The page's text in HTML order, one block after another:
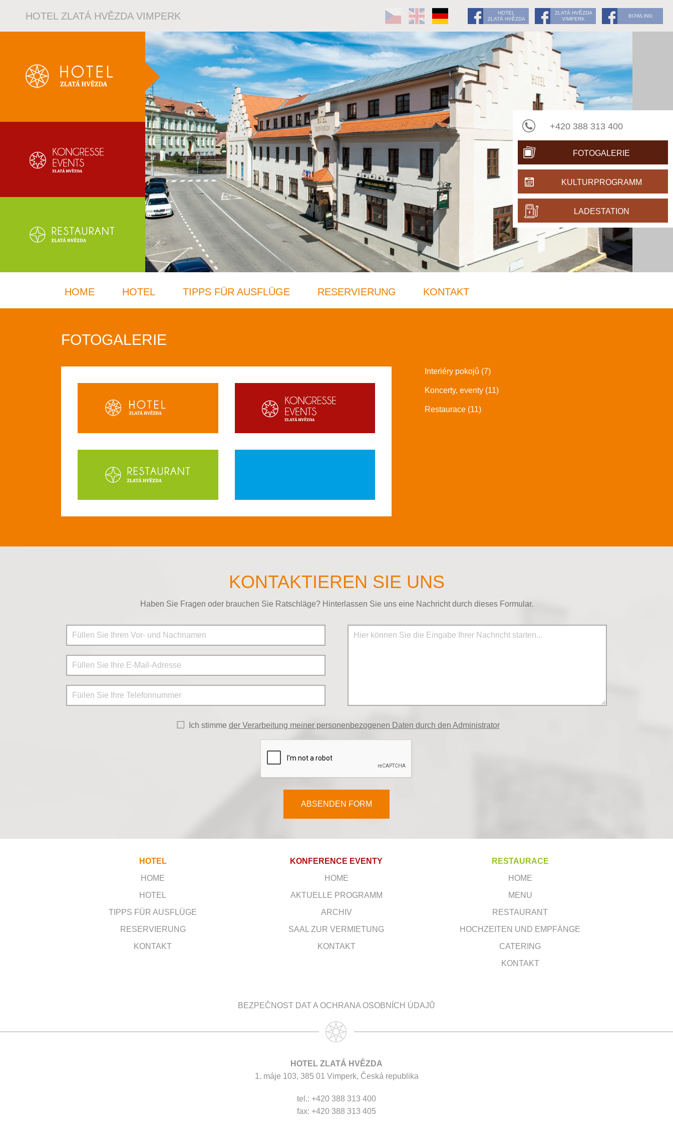
HOTEL ZLATÁ HVĚZDA VIMPERK
HOTEL
ZLATÁ HVĚZDA
ZLATÁ HVĚZDA
VIMPERK
BOWLING
+420 388 313 400
FOTOGALERIE
KULTURPROGRAMM
LADESTATION
HOME HOTEL TIPPS FÜR AUSFLÜGE RESERVIERUNG KONTAKT
FOTOGALERIE
Interiéry pokojů (7)
Koncerty, eventy (11)
Restaurace (11)
KONTAKTIEREN SIE UNS
Haben Sie Fragen oder brauchen Sie Ratschläge? Hinterlassen Sie uns eine Nachricht durch dieses Formular.
Ich stimme der Verarbeitung meiner personenbezogenen Daten durch den Administrator
ABSENDEN FORM
HOTEL
HOME
HOTEL
TIPPS FÜR AUSFLÜGE
RESERVIERUNG
KONTAKT
KONFERENCE EVENTY
HOME
AKTUELLE PROGRAMM
ARCHIV
SAAL ZUR VERMIETUNG
KONTAKT
RESTAURACE
HOME
MENU
RESTAURANT
HOCHZEITEN UND EMPFÄNGE
CATERING
KONTAKT
BEZPEČNOST DAT A OCHRANA OSOBNÍCH ÚDAJŮ
HOTEL ZLATÁ HVĚZDA
1. máje 103, 385 01 Vimperk, Česká republika
tel.: +420 388 313 400
fax: +420 388 313 405